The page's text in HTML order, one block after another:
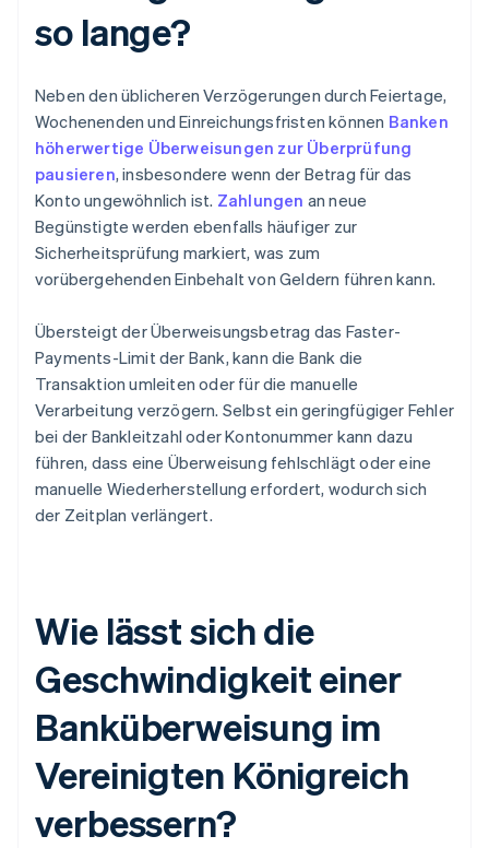
so lange?
Neben den üblicheren Verzögerungen durch Feiertage,
Wochenenden und Einreichungsfristen können Banken
höherwertige Überweisungen zur Überprüfung
pausieren, insbesondere wenn der Betrag für das
Konto ungewöhnlich ist. Zahlungen an neue
Begünstigte werden ebenfalls häufiger zur
Sicherheitsprüfung markiert, was zum
vorübergehenden Einbehalt von Geldern führen kann.
Übersteigt der Überweisungsbetrag das Faster-
Payments-Limit der Bank, kann die Bank die
Transaktion umleiten oder für die manuelle
Verarbeitung verzögern. Selbst ein geringfügiger Fehler
bei der Bankleitzahl oder Kontonummer kann dazu
führen, dass eine Überweisung fehlschlägt oder eine
manuelle Wiederherstellung erfordert, wodurch sich
der Zeitplan verlängert.
Wie lässt sich die
Geschwindigkeit einer
Banküberweisung im
Vereinigten Königreich
verbessern?